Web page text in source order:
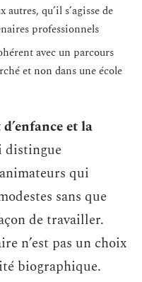
qu’il s’agisse de
professionnels
avec un parcours
et non dans une école
et la
distingue
qui
sans que
de travailler.
n’est pas un choix
biographique.